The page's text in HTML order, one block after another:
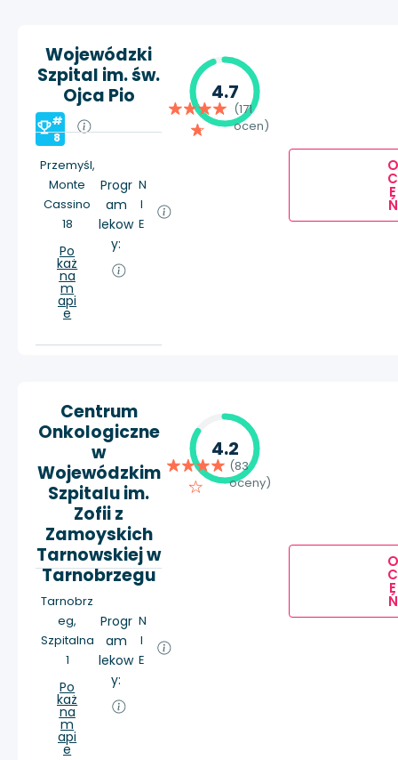
Wojewódzki
Szpital im. św.
Ojca Pio
#
8
Przemyśl,
Monte
Cassino
18
Po
każ
na
m
api
e
Progr
am
lekow
y:
N
I
E
4.7
(171
ocen)
O
C
E
Ń
Centrum
Onkologiczne
w
Wojewódzkim
Szpitalu im.
Zofii z
Zamoyskich
Tarnowskiej w
Tarnobrzegu
Tarnobrz
eg,
Szpitalna
1
Po
każ
na
m
api
e
Progr
am
lekow
y:
N
I
E
4.2
(83
oceny)
O
C
E
Ń